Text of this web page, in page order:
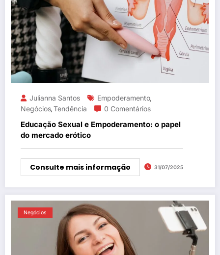
Julianna Santos Empoderamento,
Negócios,Tendência 0 Comentários
Educação Sexual e Empoderamento: o papel
do mercado erótico
Consulte mais informação 31/07/2025
Negócios